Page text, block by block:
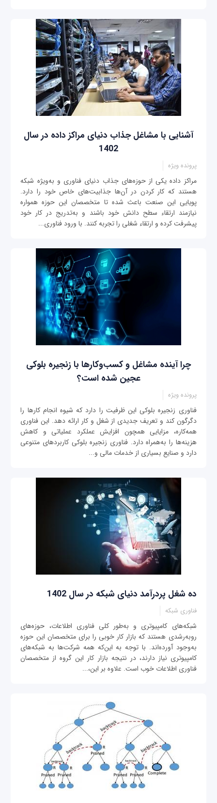
آشنایی با مشاغل جذاب دنیای مراکز داده در سال
1402
پرونده ویژه
مراکز داده یکی از حوزه‌های جذاب دنیای فناوری و به‌ویژه شبکه
هستند که کار کردن در آن‌ها جذابیت‌های خاص خود را دارد.
پویایی این صنعت باعث شده تا متخصصان این حوزه همواره
نیازمند ارتقاء سطح دانش خود باشند و به‌تدریج در کار خود
پیشرفت کرده و ارتقاء شغلی را تجربه کنند. با ورود فناوری‌...
چرا آینده مشاغل و کسب‌وکارها با زنجیره بلوکی
عجین شده است؟
پرونده ویژه
فناوری زنجیره بلوکی این ظرفیت را دارد که شیوه انجام کارها را
دگرگون کند و تعریف جدیدی از شغل و کار ارائه دهد. این فناوری
همه‌کاره، مزایایی همچون افزایش عملکرد عملیاتی و کاهش
هزینه‌ها را به‌همراه دارد. فناوری زنجیره بلوکی کاربردهای متنوعی
دارد و صنایع بسیاری از خدمات مالی و...
ده شغل پردرآمد دنیای شبکه در سال 1402
فناوری شبکه
شبکه‌های کامپیوتری و به‌طور کلی فناوری اطلاعات، حوزه‌های
روبه‌رشدی هستند که بازار کار خوبی را برای متخصصان این حوزه
به‌وجود آورده‌اند. با توجه به این‌که همه شرکت‌ها به شبکه‌های
کامپیوتری نیاز دارند، در نتیجه بازار کار این گروه از متخصصان
فناوری اطلاعات خوب است. علاوه بر این،...